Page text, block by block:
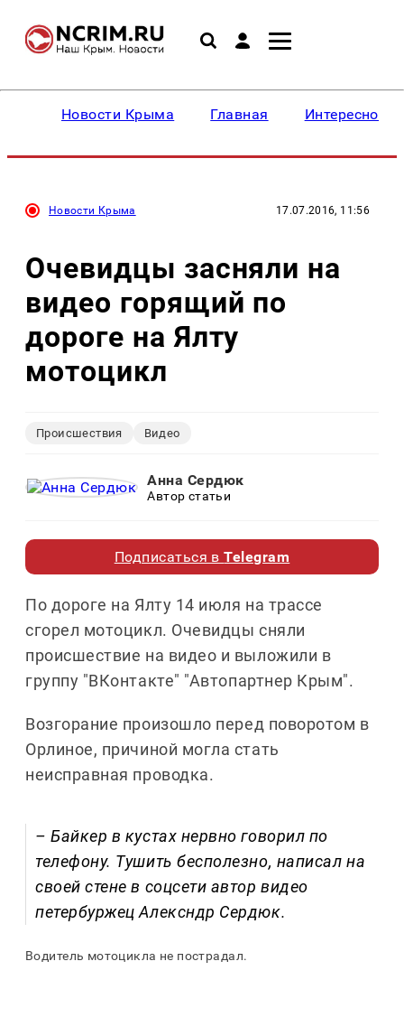
Новости Крыма Главная Интересное
Новости Крыма 17.07.2016, 11:56
Очевидцы засняли на
видео горящий по
дороге на Ялту
мотоцикл
Происшествия Видео
Анна Сердюк
Автор статьи
Подписаться вTelegram
По дороге на Ялту 14 июля на трассе
сгорел мотоцикл. Очевидцы сняли
происшествие на видео и выложили в
группу "ВКонтакте" "Автопартнер Крым".
Возгорание произошло перед поворотом в
Орлиное, причиной могла стать
неисправная проводка.
– Байкер в кустах нервно говорил по
телефону. Тушить бесполезно, написал на
своей стене в соцсети автор видео
петербуржец Алексндр Сердюк.
Водитель мотоцикла не пострадал.